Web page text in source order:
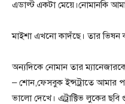
এডাল্ট একটা মেয়ে।নোমানকি
মাইশা এখনো কাদঁছে। তার ভিষন
অন্যদিকে নোমান তার
– শোন,ফেসবুক ইন্সট্রাতে আমার
ভালো দেখে। এট্রাক্টিভ লুকের ছবি